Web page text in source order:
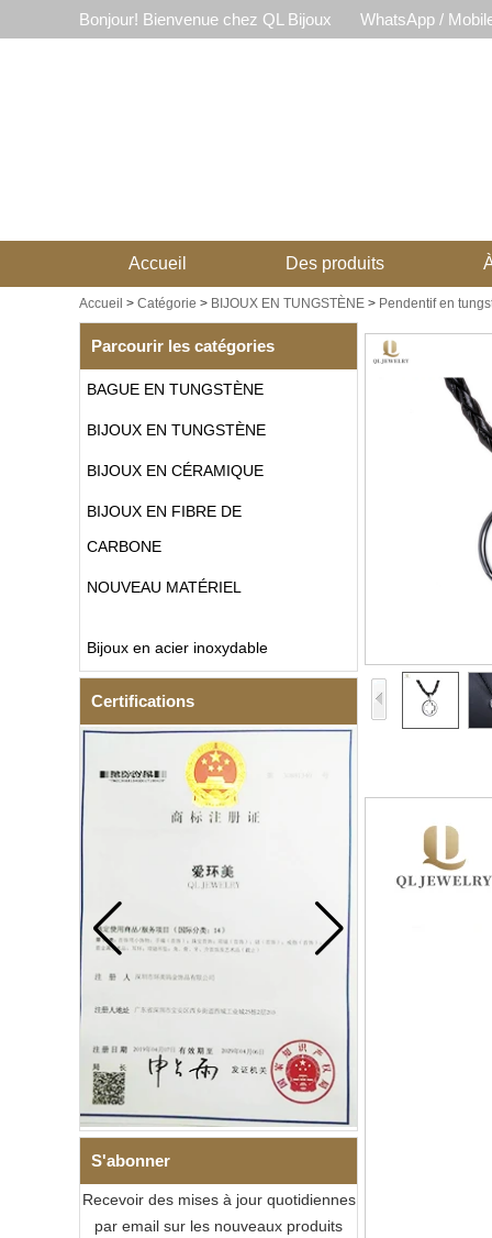
Bonjour! Bienvenue chez QL Bijoux WhatsApp /
Accueil Des produits
Accueil > Catégorie > BIJOUX EN TUNGSTÈNE > Pendentif en
Parcourir les catégories
BAGUE EN TUNGSTÈNE
BIJOUX EN TUNGSTÈNE
BIJOUX EN CÉRAMIQUE
BIJOUX EN FIBRE DE
CARBONE
NOUVEAU MATÉRIEL
Bijoux en acier inoxydable
Certifications
S'abonner
Recevoir des mises à jour quotidiennes
par email sur les nouveaux produits